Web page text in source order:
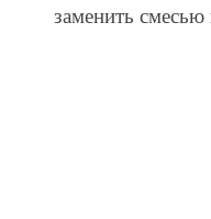
заменить смесью